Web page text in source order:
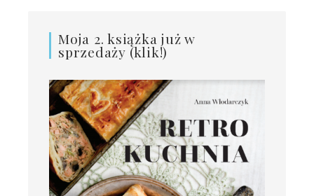
Moja 2. książka już w
sprzedaży (klik!)